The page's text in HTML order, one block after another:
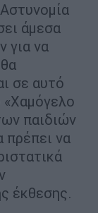
άμεσα
για να
σε αυτό
«Χαμόγελο
παιδιών
πρέπει να
έκθεσης.